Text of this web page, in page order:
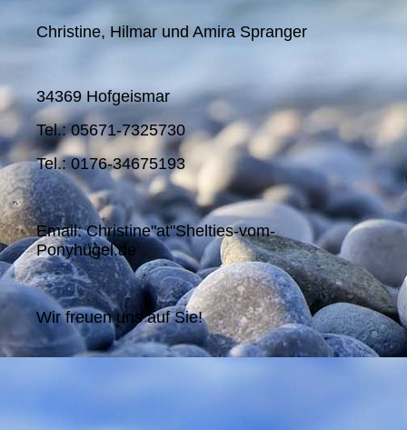
Christine, Hilmar und Amira Spranger
34369 Hofgeismar
Tel.: 05671-7325730
Tel.: 0176-34675193
Email: Christine"at"Shelties-vom-
Ponyhügel.de
Wir freuen uns auf Sie!